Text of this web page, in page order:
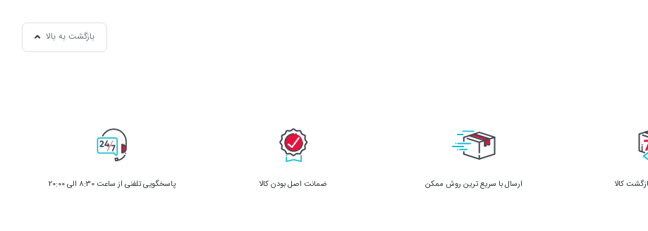
بازگشت به بالا
ارسال با سریع ترین روش ممکن ضمانت اصل بودن کالا پاسخگویی تلفنی از ساعت 8:30 الی 20:00